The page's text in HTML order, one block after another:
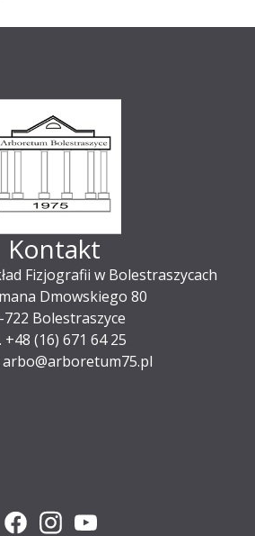
Kontakt
Fizjografii w Bolestraszycach
Dmowskiego 80
722 Bolestraszyce
+48 (16) 671 64 25
arbo@arboretum75.pl